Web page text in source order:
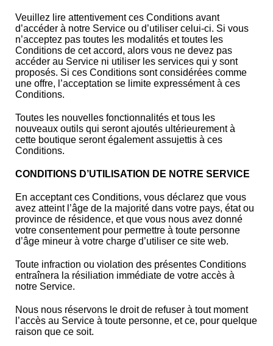
Veuillez lire attentivement ces Conditions avant
d’accéder à notre Service ou d’utiliser celui-ci. Si vous
n’acceptez pas toutes les modalités et toutes les
Conditions de cet accord, alors vous ne devez pas
accéder au Service ni utiliser les services qui y sont
proposés. Si ces Conditions sont considérées comme
une offre, l’acceptation se limite expressément à ces
Conditions.
Toutes les nouvelles fonctionnalités et tous les
nouveaux outils qui seront ajoutés ultérieurement à
cette boutique seront également assujettis à ces
Conditions.
CONDITIONS D’UTILISATION DE NOTRE SERVICE
En acceptant ces Conditions, vous déclarez que vous
avez atteint l’âge de la majorité dans votre pays, état ou
province de résidence, et que vous nous avez donné
votre consentement pour permettre à toute personne
d’âge mineur à votre charge d’utiliser ce site web.
Toute infraction ou violation des présentes Conditions
entraînera la résiliation immédiate de votre accès à
notre Service.
Nous nous réservons le droit de refuser à tout moment
l’accès au Service à toute personne, et ce, pour quelque
raison que ce soit.